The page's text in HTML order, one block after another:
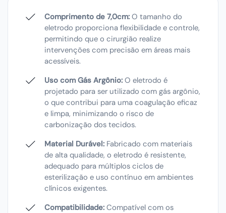
Comprimento de 7,0cm: O tamanho do
eletrodo proporciona flexibilidade e controle,
permitindo que o cirurgião realize
intervenções com precisão em áreas mais
acessíveis.
Uso com Gás Argônio: O eletrodo é
projetado para ser utilizado com gás argônio,
o que contribui para uma coagulação eficaz
e limpa, minimizando o risco de
carbonização dos tecidos.
Material Durável: Fabricado com materiais
de alta qualidade, o eletrodo é resistente,
adequado para múltiplos ciclos de
esterilização e uso contínuo em ambientes
clínicos exigentes.
Compatibilidade: Compatível com os